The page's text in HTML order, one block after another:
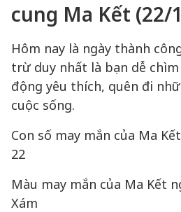
cung Ma Kết (22/
Hôm nay là ngày thành
trừ duy nhất là bạn dễ
động yêu thích, quên đi
cuộc sống.
Con số may mắn của Ma
22
Màu may mắn của Ma Kết
Xám